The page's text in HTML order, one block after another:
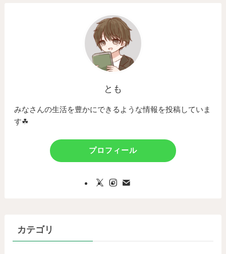
とも
みなさんの生活を豊かにできるような情報を投稿していま
す☘
プロフィール
カテゴリ